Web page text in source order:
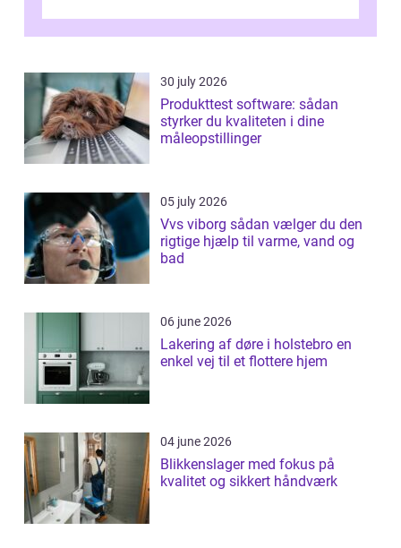
30 july 2026
Produkttest software: sådan
styrker du kvaliteten i dine
måleopstillinger
05 july 2026
Vvs viborg sådan vælger du den
rigtige hjælp til varme, vand og
bad
06 june 2026
Lakering af døre i holstebro en
enkel vej til et flottere hjem
04 june 2026
Blikkenslager med fokus på
kvalitet og sikkert håndværk